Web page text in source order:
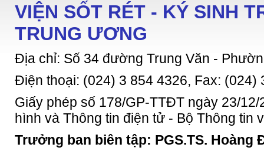
VIỆN SỐT RÉT - KÝ SINH
TRUNG ƯƠNG
Địa chỉ: Số 34 đường Trung Văn -
Điện thoại: (024) 3 854 4326, Fax: (024)
Giấy phép số 178/GP-TTĐT ngày 23/
hình và Thông tin điện tử - Bộ Thông tin
Trưởng ban biên tập: PGS.TS. Hoàng